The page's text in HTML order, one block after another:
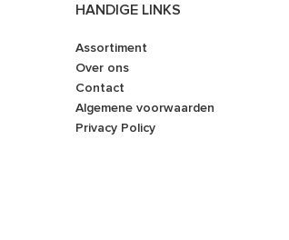
HANDIGE LINKS
Assortiment
Over ons
Contact
Algemene voorwaarden
Privacy Policy